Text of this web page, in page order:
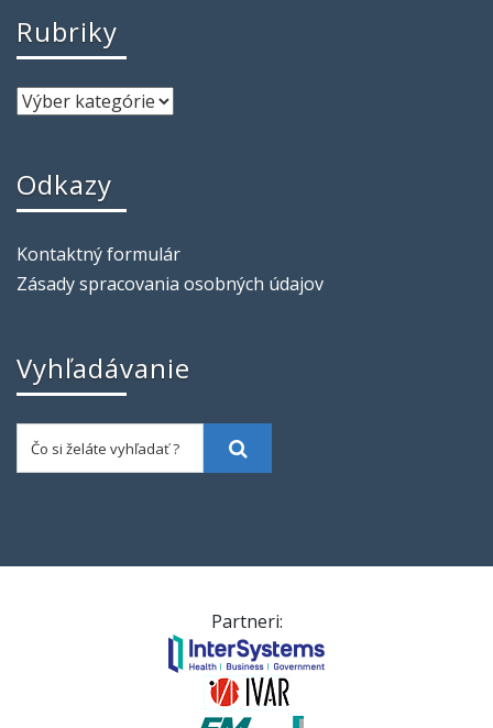
Rubriky
Odkazy
Kontaktný formulár
Zásady spracovania osobných údajov
Vyhľadávanie
Čo si želáte vyhľadať ?
Partneri: